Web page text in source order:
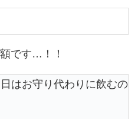
です…！！
はお守り代わりに飲むの